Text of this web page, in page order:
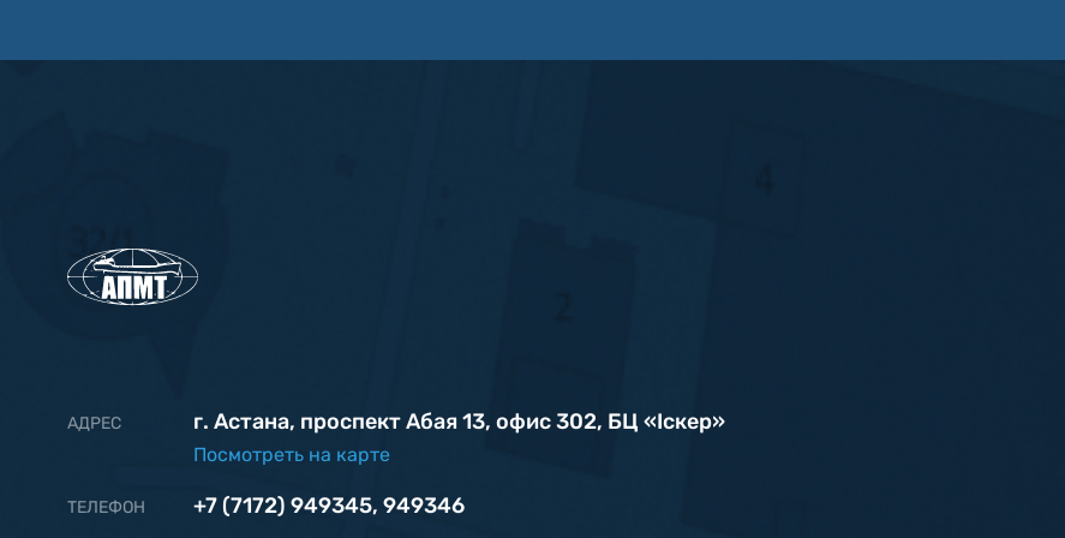
АДРЕС г. Астана, проспект Абая 13, офис 302, БЦ «Iскер»
Посмотреть на карте
ТЕЛЕФОН +7 (7172) 949345, 949346